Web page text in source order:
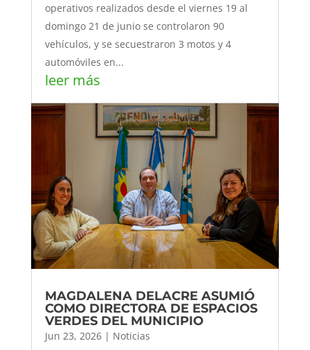
operativos realizados desde el viernes 19 al
domingo 21 de junio se controlaron 90
vehículos, y se secuestraron 3 motos y 4
automóviles en...
leer más
MAGDALENA DELACRE ASUMIÓ
COMO DIRECTORA DE ESPACIOS
VERDES DEL MUNICIPIO
Jun 23, 2026| Noticias